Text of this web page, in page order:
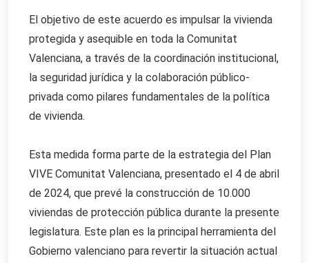
El objetivo de este acuerdo es impulsar la vivienda
protegida y asequible en toda la Comunitat
Valenciana, a través de la coordinación institucional,
la seguridad jurídica y la colaboración público-
privada como pilares fundamentales de la política
de vivienda.
Esta medida forma parte de la estrategia del Plan
VIVE Comunitat Valenciana, presentado el 4 de abril
de 2024, que prevé la construcción de 10.000
viviendas de protección pública durante la presente
legislatura. Este plan es la principal herramienta del
Gobierno valenciano para revertir la situación actual